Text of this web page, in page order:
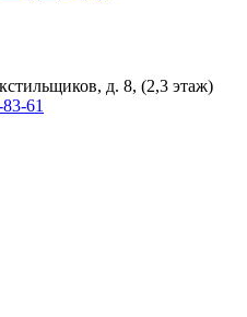
д. 8, (2,3 этаж)
61